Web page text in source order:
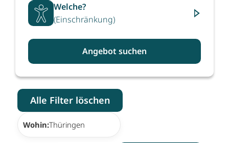
Welche?
(Einschränkung)
Angebot suchen
Alle Filter löschen
Wohin:Thüringen